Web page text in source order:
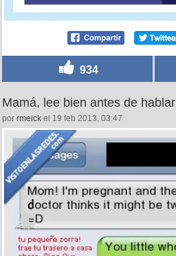
934
Mamá, lee bien antes de hablar
por rmeick el 19 feb 2013, 03:47